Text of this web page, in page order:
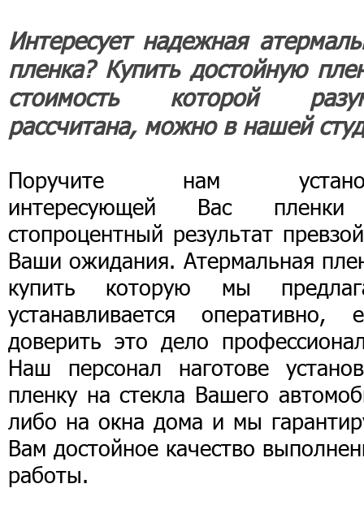
Интересует надежная
пленка? Купить достойную
стоимость которой
рассчитана, можно в нашей
Поручите нам
интересующей Вас
стопроцентный результат
Ваши ожидания. Атермальная
купить которую мы
устанавливается оперативно,
доверить это дело
Наш персонал наготове
пленку на стекла Вашего
либо на окна дома и мы
Вам достойное качество
работы.